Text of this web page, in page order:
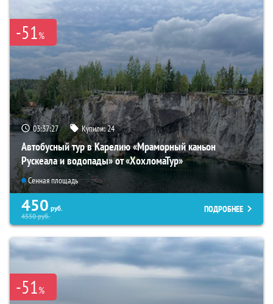
-51%
03:37:25 Купили:24
Автобусный тур в Карелию «Мраморный каньон
Рускеала и водопады» от «ХохломаТур»
Сенная площадь
450 руб.
4550руб.
ПОДРОБНЕЕ
-51%